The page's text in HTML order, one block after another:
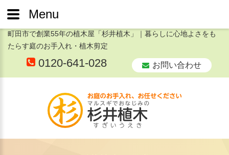
町田市で創業55年の植木屋「杉井植木」｜暮らしに心地よさをも
たらす庭のお手入れ・植木剪定
0120-641-028 お問い合わせ
Menu